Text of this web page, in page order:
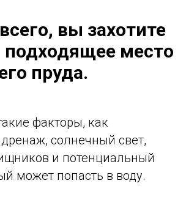
вы захотите
подходящее место
пруда.
факторы, как
дренаж, солнечный свет,
и потенциальный
может попасть в воду.